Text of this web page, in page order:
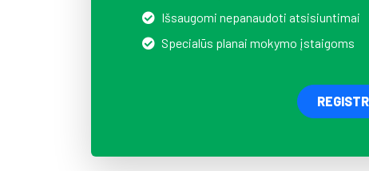
Išsaugomi nepanaudoti atsisiuntimai
Specialūs planai mokymo įstaigoms